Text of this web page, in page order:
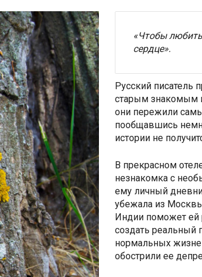
«Чтобы
сердце».
Русский писатель
старым знакомым
они пережили
пообщавшись
истории не
В прекрасном
незнакомка с
ему личный
убежала из
Индии поможет ей
создать реальный
нормальных
обострили ее